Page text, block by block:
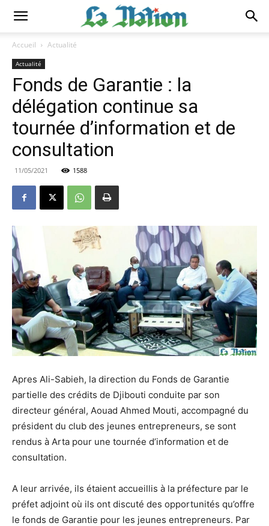
Accueil Actualité
Actualité
Fonds de Garantie : la
délégation continue sa
tournée d’information et de
consultation
11/05/2021 1588
Apres Ali-Sabieh, la direction du Fonds de Garantie
partielle des crédits de Djibouti conduite par son
directeur général, Aouad Ahmed Mouti, accompagné du
président du club des jeunes entrepreneurs, se sont
rendus à Arta pour une tournée d’information et de
consultation.
A leur arrivée, ils étaient accueillis à la préfecture par le
préfet adjoint où ils ont discuté des opportunités qu’offre
le fonds de Garantie pour les jeunes entrepreneurs. Par